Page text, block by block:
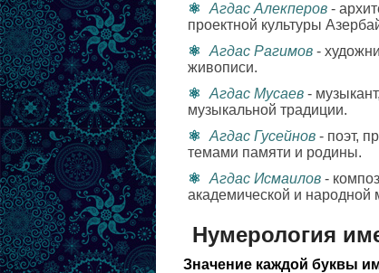
Агдас Алекперов -
проектной культуры
Агдас Рагимов -
живописи.
Агдас Мусаев -
музыкальной традиции.
Агдас Гусейнов - поэт,
темами памяти и родины.
Агдас Исмаилов -
академической и народной
Нумерология
Значение каждой буквы